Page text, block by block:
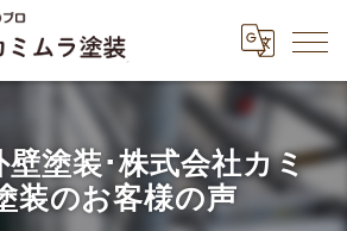
塗装･株式会社カミ
装のお客様の声